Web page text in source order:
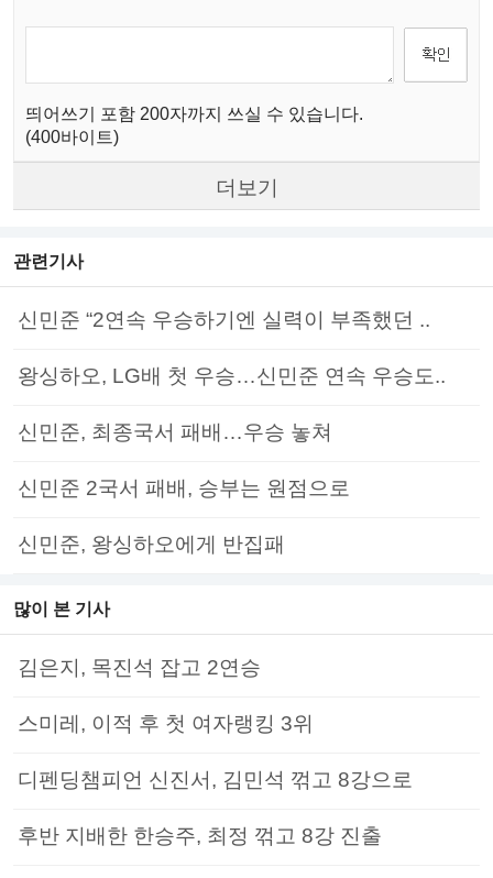
띄어쓰기 포함 200자까지 쓰실 수 있습니다.
(400바이트)
더보기
관련기사
신민준 “2연속 우승하기엔 실력이 부족했던 ..
왕싱하오, LG배 첫 우승…신민준 연속 우승도..
신민준, 최종국서 패배…우승 놓쳐
신민준 2국서 패배, 승부는 원점으로
신민준, 왕싱하오에게 반집패
많이 본 기사
김은지, 목진석 잡고 2연승
스미레, 이적 후 첫 여자랭킹 3위
디펜딩챔피언 신진서, 김민석 꺾고 8강으로
후반 지배한 한승주, 최정 꺾고 8강 진출